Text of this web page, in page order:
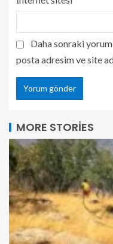
Daha sonraki
posta adresim ve site
MORE STORIES